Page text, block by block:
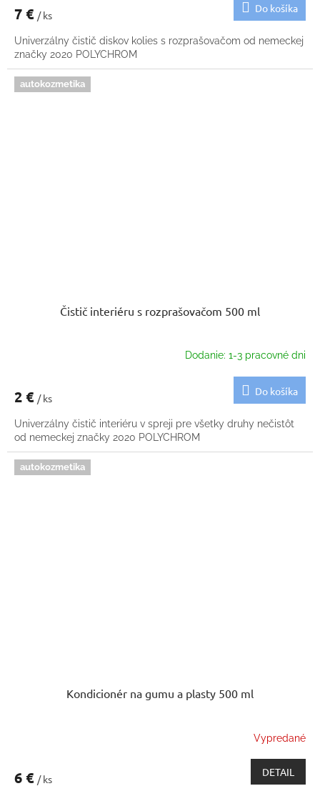
7 € / ks
Do košíka
Univerzálny čistič diskov kolies s rozprašovačom od nemeckej
značky 2020 POLYCHROM
autokozmetika
Čistič interiéru s rozprašovačom 500 ml
Dodanie: 1-3 pracovné dni
2 € / ks
Do košíka
Univerzálny čistič interiéru v spreji pre všetky druhy nečistôt
od nemeckej značky 2020 POLYCHROM
autokozmetika
Kondicionér na gumu a plasty 500 ml
Vypredané
6 € / ks
DETAIL